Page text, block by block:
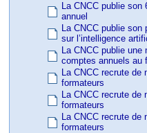
La CNCC publie son
annuel
La CNCC publie son
sur l’intelligence
La CNCC publie une
comptes annuels au
La CNCC recrute de
formateurs
La CNCC recrute de
formateurs
La CNCC recrute de
formateurs